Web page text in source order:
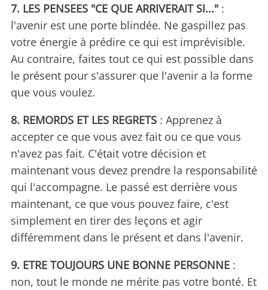
7. LES PENSEES "CE QUE ARRIVERAIT SI..." :
l'avenir est une porte blindée. Ne gaspillez pas
votre énergie à prédire ce qui est imprévisible.
Au contraire, faites tout ce qui est possible dans
le présent pour s'assurer que l'avenir a la forme
que vous voulez.
8. REMORDS ET LES REGRETS : Apprenez à
accepter ce que vous avez fait ou ce que vous
n'avez pas fait. C'était votre décision et
maintenant vous devez prendre la responsabilité
qui l'accompagne. Le passé est derrière vous
maintenant, ce que vous pouvez faire, c'est
simplement en tirer des leçons et agir
différemment dans le présent et dans l'avenir.
9. ETRE TOUJOURS UNE BONNE PERSONNE :
non, tout le monde ne mérite pas votre bonté. Et